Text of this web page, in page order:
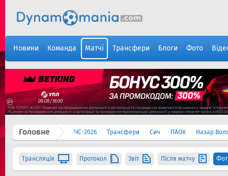
Новини Команда Матчі Трансфери Блоги Фото
Головне ЧС-2026 Трансфери Сич ПАОК Назар
Трансляція Протокол Звіт Після матчу